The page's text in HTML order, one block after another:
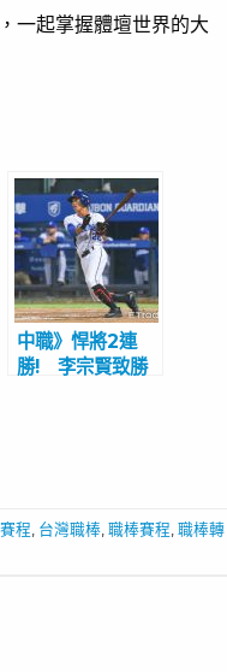
，一起掌握體壇世界的大
中職》悍將2連
勝! 李宗賢致勝
程 台灣職棒 ,職棒賽程 ,職棒轉